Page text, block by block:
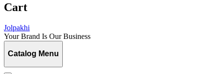
Cart
Jolpakhi
Your Brand Is Our Business
Catalog Menu